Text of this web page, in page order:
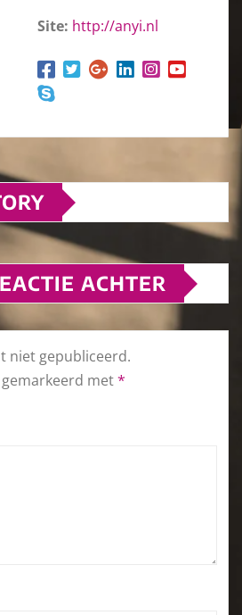
Site: http://anyi.nl
ACHTER
niet gepubliceerd.
met*